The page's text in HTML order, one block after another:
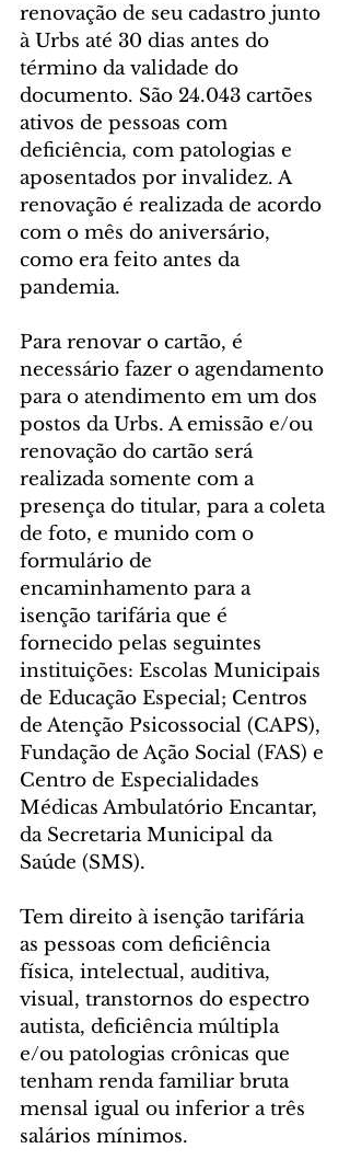
renovação de seu cadastro junto
à Urbs até 30 dias antes do
término da validade do
documento. São 24.043 cartões
ativos de pessoas com
deficiência, com patologias e
aposentados por invalidez. A
renovação é realizada de acordo
com o mês do aniversário,
como era feito antes da
pandemia.
Para renovar o cartão, é
necessário fazer o agendamento
para o atendimento em um dos
postos da Urbs. A emissão e/ou
renovação do cartão será
realizada somente com a
presença do titular, para a coleta
de foto, e munido com o
formulário de
encaminhamento para a
isenção tarifária que é
fornecido pelas seguintes
instituições: Escolas Municipais
de Educação Especial; Centros
de Atenção Psicossocial (CAPS),
Fundação de Ação Social (FAS) e
Centro de Especialidades
Médicas Ambulatório Encantar,
da Secretaria Municipal da
Saúde (SMS).
Tem direito à isenção tarifária
as pessoas com deficiência
física, intelectual, auditiva,
visual, transtornos do espectro
autista, deficiência múltipla
e/ou patologias crônicas que
tenham renda familiar bruta
mensal igual ou inferior a três
salários mínimos.